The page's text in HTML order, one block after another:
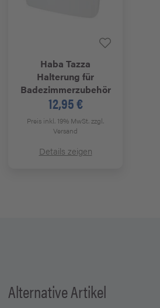
Haba Tazza
Halterung für
Badezimmerzubehör
12,95 €
Preis inkl. 19% MwSt.zzgl.
Versand
Details zeigen
Alternative Artikel